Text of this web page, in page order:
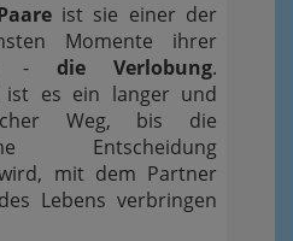
ist sie einer der
Momente ihrer
- die Verlobung.
ist es ein langer und
Weg, bis die
Entscheidung
mit dem Partner
Lebens verbringen